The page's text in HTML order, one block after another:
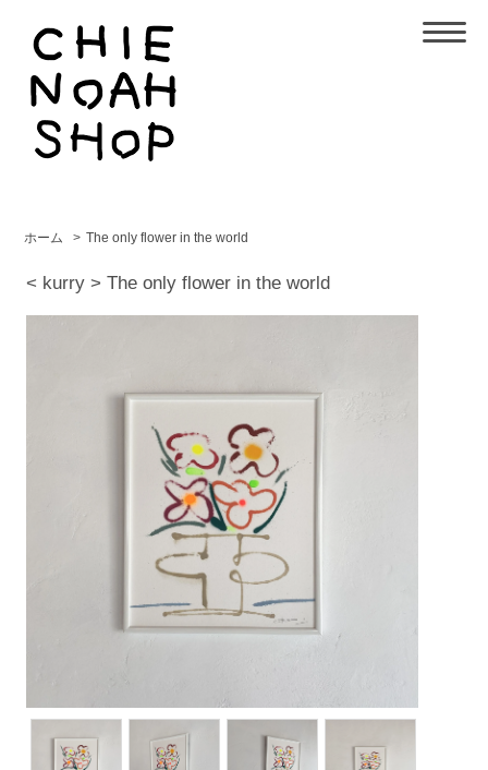
ホーム > The only flower in the world
< kurry > The only flower in the world